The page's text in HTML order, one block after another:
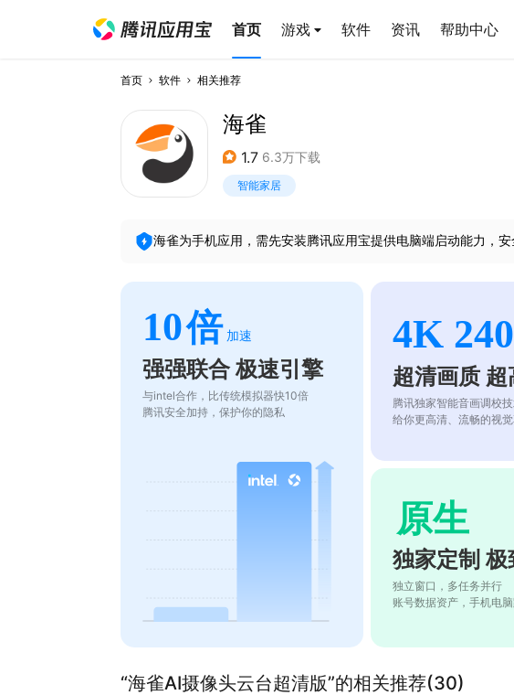
首页 游戏 软件 资讯 帮助中心
首页 软件 相关推荐
海雀
1.7 6.3万下载
智能家居
海雀为手机应用，需先安装腾讯应用宝提供电脑端启动能力，
10倍 加速
强强联合 极速引擎
与intel合作，比传统模拟器快10倍
腾讯安全加持，保护你的隐私
4K
超清画质
腾讯独家智能音画调校
给你更高清、流畅的视
原生
独家定制 极
独立窗口，多任务并行
账号数据资产，手机电
“海雀AI摄像头云台超清版”的相关推荐(30)